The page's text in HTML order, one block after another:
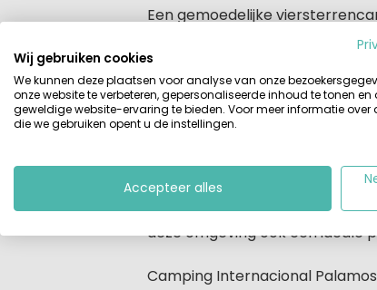
Beschrijving
Een gemoedelijke
van de mooie Spaanse
mooi baaitje gelegen en vanaf
maak een bezoekje aan de
no time te bereiken is.
Laat de heerlijke Spaanse
Op camping Internacional
Het dorpje Palamos ligt
kindergedeelteen door de
deze omgeving ook een ideale
Camping Internacional
Wij gebruiken cookies
We kunnen deze plaatsen voor analyse van onze
onze website te verbeteren, gepersonaliseerde inhoud te tonen en
geweldige website-ervaring te bieden. Voor meer informatie over
die we gebruiken opent u de instellingen.
Accepteer alles